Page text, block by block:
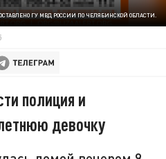
ГУ МВД РОССИИ ПО ЧЕЛЯБИНСКОЙ ОБЛАСТИ.
полиция и
девочку